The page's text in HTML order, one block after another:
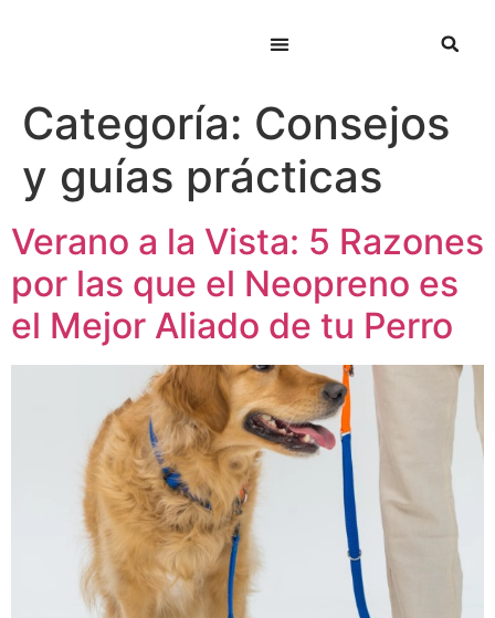
Categoría: Consejos
y guías prácticas
Verano a la Vista: 5 Razones
por las que el Neopreno es
el Mejor Aliado de tu Perro